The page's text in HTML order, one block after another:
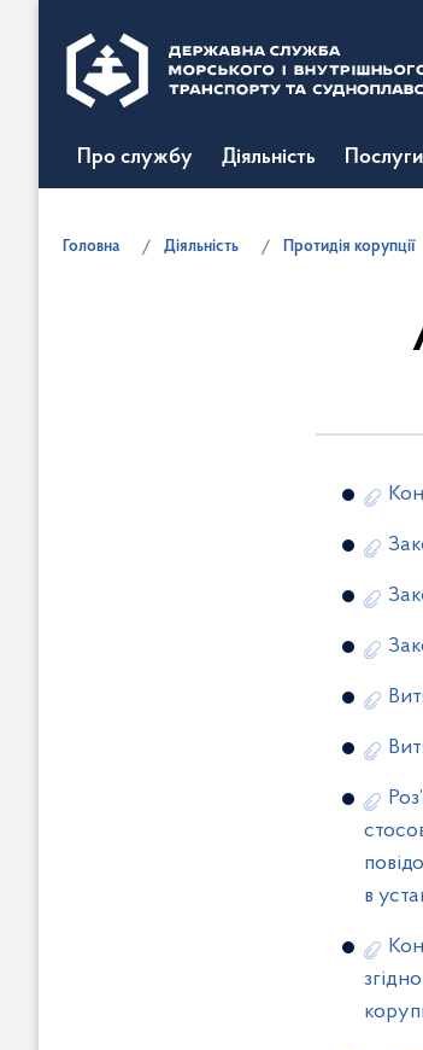
Про службу Діяльність Послуги
Головна Діяльність Протидія корупції
в